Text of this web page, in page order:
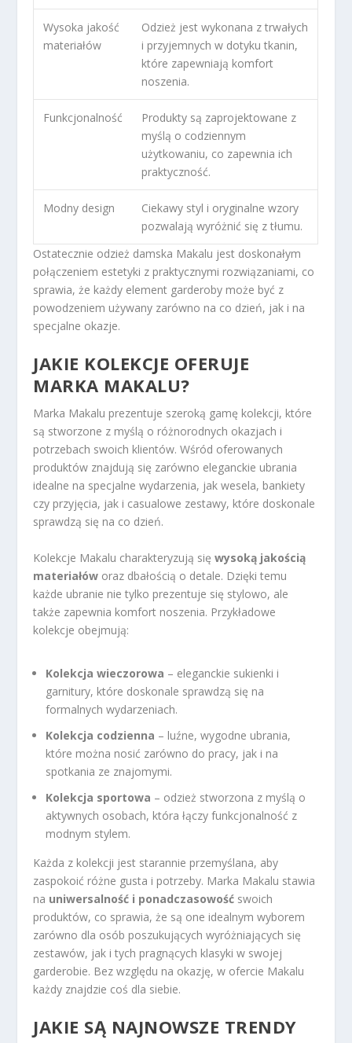
Wysoka jakość
materiałów
Odzież jest wykonana z trwałych
i przyjemnych w dotyku tkanin,
które zapewniają komfort
noszenia.
Funkcjonalność
Produkty są zaprojektowane z
myślą o codziennym
użytkowaniu, co zapewnia ich
praktyczność.
Modny design
Ciekawy styl i oryginalne wzory
pozwalają wyróżnić się z tłumu.
Ostatecznie odzież damska Makalu jest doskonałym
połączeniem estetyki z praktycznymi rozwiązaniami, co
sprawia, że każdy element garderoby może być z
powodzeniem używany zarówno na co dzień, jak i na
specjalne okazje.
JAKIE KOLEKCJE OFERUJE
MARKA MAKALU?
Marka Makalu prezentuje szeroką gamę kolekcji, które
są stworzone z myślą o różnorodnych okazjach i
potrzebach swoich klientów. Wśród oferowanych
produktów znajdują się zarówno eleganckie ubrania
idealne na specjalne wydarzenia, jak wesela, bankiety
czy przyjęcia, jak i casualowe zestawy, które doskonale
sprawdzą się na co dzień.
Kolekcje Makalu charakteryzują sięwysoką jakością
materiałów oraz dbałością o detale. Dzięki temu
każde ubranie nie tylko prezentuje się stylowo, ale
także zapewnia komfort noszenia. Przykładowe
kolekcje obejmują:
Kolekcja wieczorowa – eleganckie sukienki i
garnitury, które doskonale sprawdzą się na
formalnych wydarzeniach.
Kolekcja codzienna – luźne, wygodne ubrania,
które można nosić zarówno do pracy, jak i na
spotkania ze znajomymi.
Kolekcja sportowa – odzież stworzona z myślą o
aktywnych osobach, która łączy funkcjonalność z
modnym stylem.
Każda z kolekcji jest starannie przemyślana, aby
zaspokoić różne gusta i potrzeby. Marka Makalu stawia
na uniwersalność i ponadczasowość swoich
produktów, co sprawia, że są one idealnym wyborem
zarówno dla osób poszukujących wyróżniających się
zestawów, jak i tych pragnących klasyki w swojej
garderobie. Bez względu na okazję, w ofercie Makalu
każdy znajdzie coś dla siebie.
JAKIE SĄ NAJNOWSZE TRENDY